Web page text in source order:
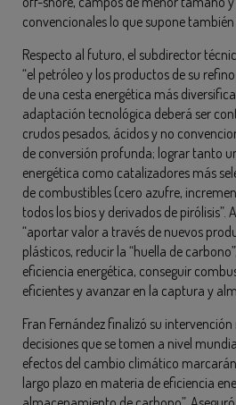
convencionales lo que supone
Respecto al futuro, el subdirector
“el petróleo y los productos de su
de una cesta energética más
adaptación tecnológica deberá ser
crudos pesados, ácidos y no
de conversión profunda; lograr tanto
energética como catalizadores más
de combustibles (cero azufre,
todos los bios y derivados de pirólisis”.
“aportar valor a través de nuevos
plásticos, reducir la “huella de
eficiencia energética, conseguir
eficientes y avanzar en la captura y
Fran Fernández finalizó su
decisiones que se tomen a nivel
efectos del cambio climático
largo plazo en materia de eficiencia